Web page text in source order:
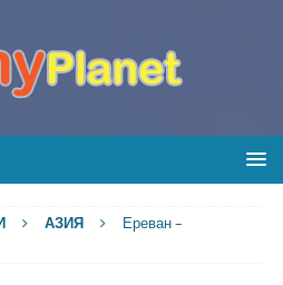
АЗИЯ
Ереван –